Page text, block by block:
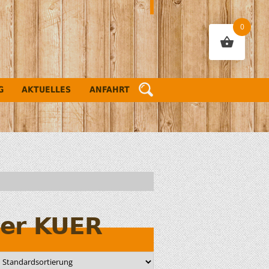
AKTUELLES ANFAHRT
KUER
0